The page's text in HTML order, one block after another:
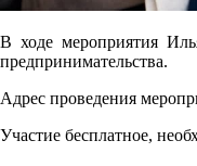
В ходе мероприятия
предпринимательства.
Адрес проведения
Участие бесплатное,